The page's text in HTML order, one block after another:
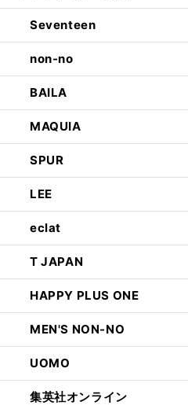
Seventeen
non-no
BAILA
MAQUIA
SPUR
LEE
eclat
T JAPAN
HAPPY PLUS ONE
MEN'S NON-NO
UOMO
集英社オンライン